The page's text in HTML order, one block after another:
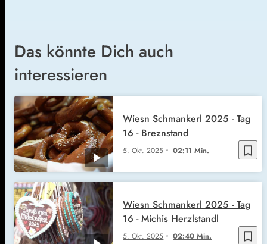
Das könnte Dich auch
interessieren
bookmark_border
5. Okt. 2025 02:11 Min.
Wiesn Schmankerl 2025 - Tag
16 - Breznstand
bookmark_border
5. Okt. 2025 02:40 Min.
Wiesn Schmankerl 2025 - Tag
16 - Michis Herzlstandl